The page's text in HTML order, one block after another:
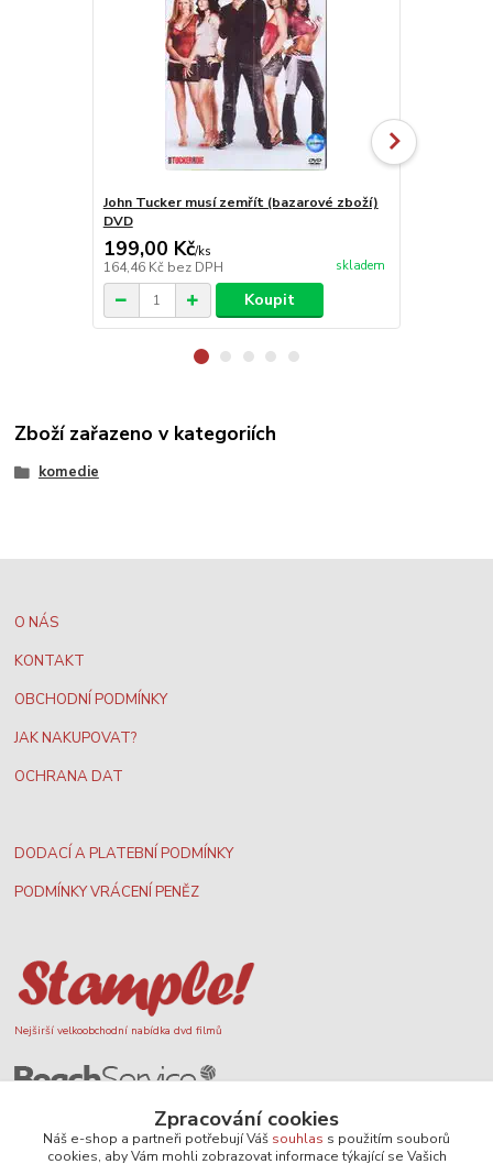
John Tucker musí zemřít (bazarové zboží)
DVD
199,00 Kč/ks
164,46 Kč bez DPH skladem
Koupit
Zboží zařazeno v kategoriích
komedie
O NÁS
KONTAKT
OBCHODNÍ PODMÍNKY
JAK NAKUPOVAT?
OCHRANA DAT
DODACÍ A PLATEBNÍ PODMÍNKY
PODMÍNKY VRÁCENÍ PENĚZ
Nejširší velkoobchodní nabídka dvd filmů
Plážový volejbal, rezervace kurtůZpracování cookies
Náš e-shop a partneři potřebují Váš souhlas s použitím souborů
cookies, aby Vám mohli zobrazovat informace týkající se Vašich